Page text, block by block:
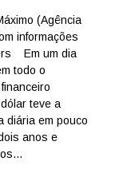
sobe
para
R$
China
(Agência
informações
Em um dia
todo o
teve a
diária em pouco
anos e